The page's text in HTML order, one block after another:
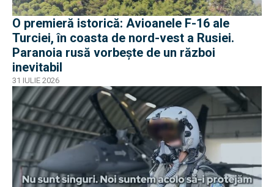
O premieră istorică: Avioanele F-16 ale
Turciei, în coasta de nord-vest a Rusiei.
Paranoia rusă vorbește de un război
inevitabil
31 IULIE 2026